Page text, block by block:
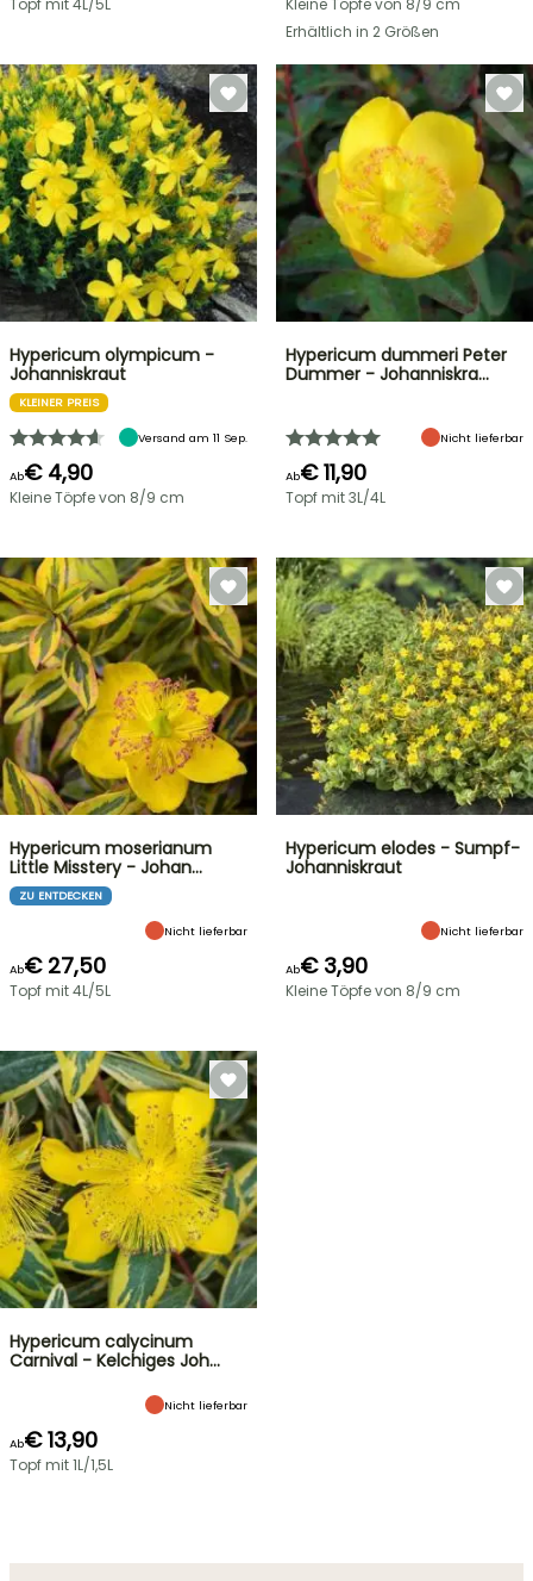
Topf mit 4L/5L
Kleine Töpfe von 8/9 cm
Erhältlich in 2 Größen
Hypericum olympicum -
Johanniskraut
KLEINER PREIS
Versand am 11 Sep.
Ab€ 4,90
Kleine Töpfe von 8/9 cm
Hypericum dummeri Peter
Dummer - Johanniskra…
Nicht lieferbar
Ab€ 11,90
Topf mit 3L/4L
Hypericum moserianum
Little Misstery - Johan…
ZU ENTDECKEN
Nicht lieferbar
Ab€ 27,50
Topf mit 4L/5L
Hypericum elodes - Sumpf-
Johanniskraut
Nicht lieferbar
Ab€ 3,90
Kleine Töpfe von 8/9 cm
Hypericum calycinum
Carnival - Kelchiges Joh…
Nicht lieferbar
Ab€ 13,90
Topf mit 1L/1,5L